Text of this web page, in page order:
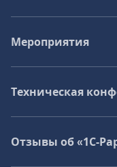
Мероприятия
Техническая
Отзывы об «1С-